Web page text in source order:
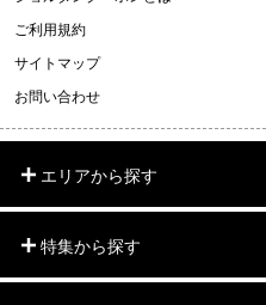
ご利用規約
サイトマップ
お問い合わせ
エリアから探す
特集から探す